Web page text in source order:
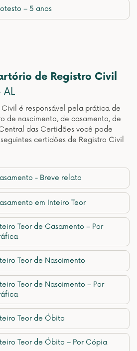
– 5 anos
de Registro Civil
é responsável pela prática de
de nascimento, de casamento, de
das Certidões você pode
certidões de Registro Civil
- Breve relato
em Inteiro Teor
Teor de Casamento – Por
Teor de Nascimento
Teor de Nascimento – Por
Teor de Óbito
Teor de Óbito – Por Cópia